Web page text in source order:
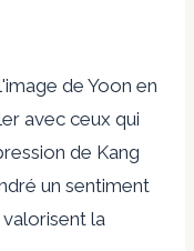
de Yoon en
avec ceux qui
de Kang
un sentiment
la